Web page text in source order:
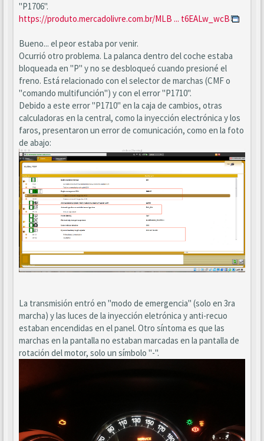
"P1706".
https://produto.mercadolivre.com.br/MLB ... t6EALw_wcB
Bueno... el peor estaba por venir.
Ocurrió otro problema. La palanca dentro del coche estaba
bloqueada en "P" y no se desbloqueó cuando presioné el
freno. Está relacionado con el selector de marchas (CMF o
"comando multifunción") y con el error "P1710".
Debido a este error "P1710" en la caja de cambios, otras
calculadoras en la central, como la inyección electrónica y los
faros, presentaron un error de comunicación, como en la foto
de abajo:
La transmisión entró en "modo de emergencia" (solo en 3ra
marcha) y las luces de la inyección eletrónica y anti-recuo
estaban encendidas en el panel. Otro síntoma es que las
marchas en la pantalla no estaban marcadas en la pantalla de
rotación del motor, solo un símbolo "-".